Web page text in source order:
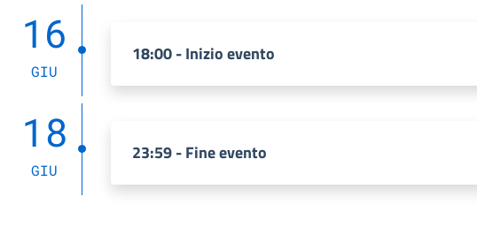
16
GIU
18:00 - Inizio evento
18
GIU
23:59 - Fine evento